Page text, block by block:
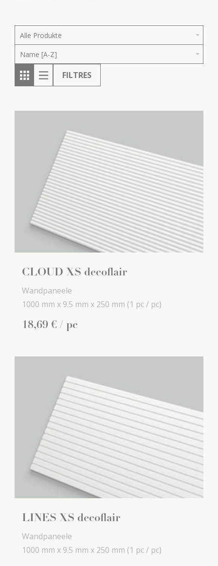
Alle Produkte
Name [A-Z]
FILTRES
CLOUD XS decoflair
Wandpaneele
1000 mm x 9.5 mm x 250 mm (1 pc / pc)
18,69 € / pc
LINES XS decoflair
Wandpaneele
1000 mm x 9.5 mm x 250 mm (1 pc / pc)